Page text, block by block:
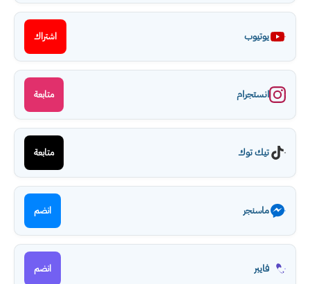
يوتيوب اشتراك
انستجرام متابعة
تيك توك متابعة
ماسنجر انضم
فايبر انضم